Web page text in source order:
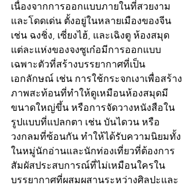
เนื่องจากการออกแบบภายในที่สวยงาม
และโดดเด่น ตั้งอยู่ในหลายเมืองของจีน
เช่น ฉงชิ่ง, เซี่ยงไฮ้, และเฉิงตู ห้องสมุด
แต่ละแห่งของจงซูเก๋อมีการออกแบบ
เฉพาะตัวที่สร้างบรรยากาศที่เป็น
เอกลักษณ์ เช่น การใช้กระจกเงาเพื่อสร้าง
ภาพสะท้อนที่ทำให้ดูเหมือนห้องสมุดมี
ขนาดใหญ่ขึ้น หรือการจัดวางหนังสือใน
รูปแบบที่แปลกตา เช่น บันไดวน หรือ
วงกลมที่ซ้อนกัน ทำให้ได้รับความนิยมทั้ง
ในหมู่นักอ่านและนักท่องเที่ยวที่ต้องการ
สัมผัสประสบการณ์ที่ไม่เหมือนใครใน
บรรยากาศที่ผสมผสานระหว่างศิลปะและ